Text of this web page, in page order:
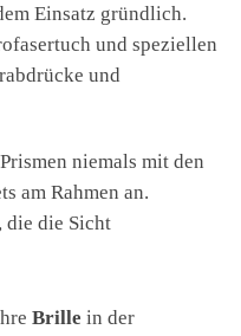
Einsatz gründlich.
und speziellen
und
niemals mit den
am Rahmen an.
die die Sicht
Brille in der